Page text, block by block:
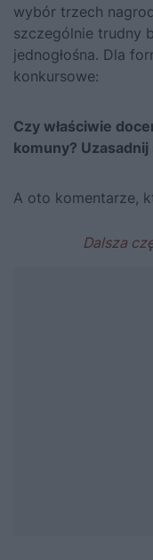
wybór trzech
szczególnie trudny
jednogłośna. Dla
konkursowe:
Czy właściwie
komuny?
A oto komentarze,